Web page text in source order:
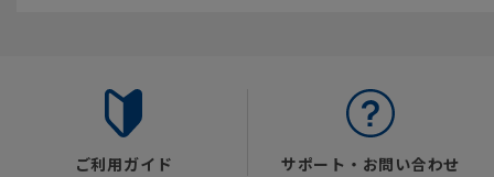
ご利用ガイド サポート・お問い合わせ